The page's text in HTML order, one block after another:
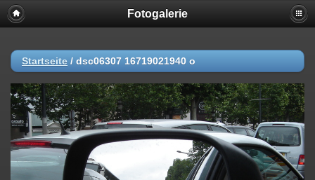
Fotogalerie
Startseite / dsc06307 16719021940 o